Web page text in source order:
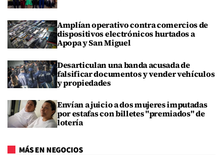
Amplían operativo contra comercios de
dispositivos electrónicos hurtados a
Apopa y San Miguel
Desarticulan una banda acusada de
falsificar documentos y vender vehículos
y propiedades
Envían a juicio a dos mujeres imputadas
por estafas con billetes "premiados" de
lotería
MÁS EN NEGOCIOS